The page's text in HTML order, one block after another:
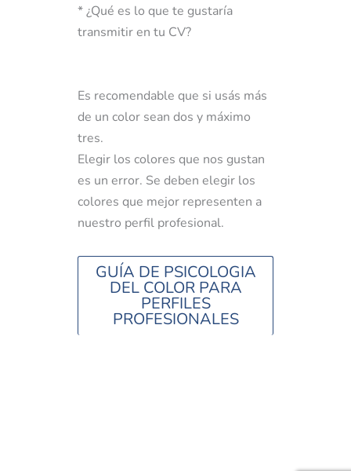
* ¿Qué es lo que te gustaría
transmitir en tu CV?
Es recomendable que si usás más
de un color sean dos y máximo
tres.
Elegir los colores que nos gustan
es un error. Se deben elegir los
colores que mejor representen a
nuestro perfil profesional.
GUÍA DE PSICOLOGIA
DEL COLOR PARA
PERFILES
PROFESIONALES